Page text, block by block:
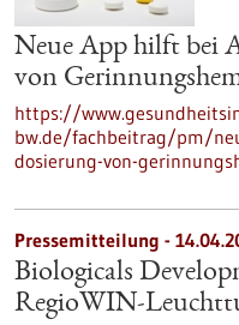
Neue App hilft bei
von
https://
bw.de/fachbeitrag/pm/
dosierung-von-
Pressemitteilung -
Biologicals
RegioWIN-